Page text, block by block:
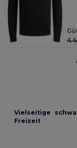
Vielseitige
Freizeit